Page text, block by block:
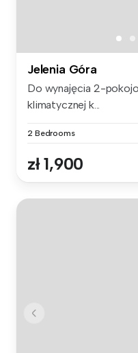
Jelenia Góra
Do wynajęcia 2-
klimatycznej k...
2 Bedrooms
zł 1,900